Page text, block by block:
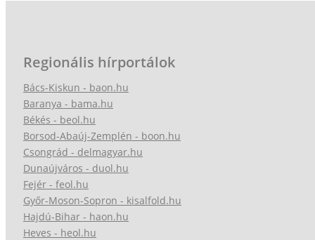
Regionális hírportálok
Bács-Kiskun - baon.hu
Baranya - bama.hu
Békés - beol.hu
Borsod-Abaúj-Zemplén - boon.hu
Csongrád - delmagyar.hu
Dunaújváros - duol.hu
Fejér - feol.hu
Győr-Moson-Sopron - kisalfold.hu
Hajdú-Bihar - haon.hu
Heves - heol.hu